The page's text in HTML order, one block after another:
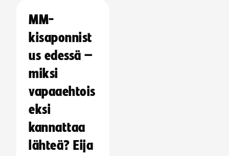
MM-
kisaponnist
us edessä –
miksi
vapaaehtois
eksi
kannattaa
lähteä? Eija